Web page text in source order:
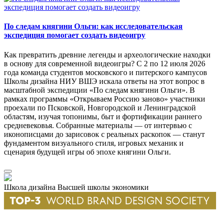
По следам княгини Ольги: как исследовательская
экспедиция помогает создать видеоигру
Как превратить древние легенды и археологические находки
в основу для современной видеоигры? С 2 по 12 июля 2026
года команда студентов московского и питерского кампусов
Школы дизайна НИУ ВШЭ искала ответы на этот вопрос в
масштабной экспедиции «По следам княгини Ольги». В
рамках программы «Открываем Россию заново» участники
проехали по Псковской, Новгородской и Ленинградской
областям, изучая топонимы, быт и фортификации раннего
средневековья. Собранные материалы — от интервью с
иконописцами до зарисовок с реальных раскопок — станут
фундаментом визуального стиля, игровых механик и
сценария будущей игры об эпохе княгини Ольги.
Школа дизайна Высшей школы экономики